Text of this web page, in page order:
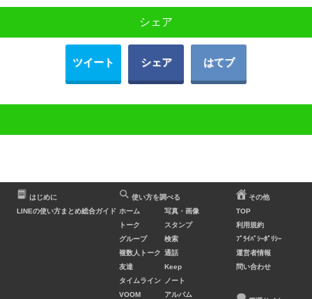
シェア
ツイート シェア はてブ
はじめに
LINEの使い方まとめ総合ガイド
使い方を調べる
ホーム
トーク
グループ
複数人トーク
友達
タイムライン
VOOM
写真・画像
スタンプ
検索
通話
Keep
ノート
アルバム
その他
TOP
利用規約
ﾌﾟﾗｲﾊﾞｼｰﾎﾟﾘｼｰ
運営者情報
問い合わせ